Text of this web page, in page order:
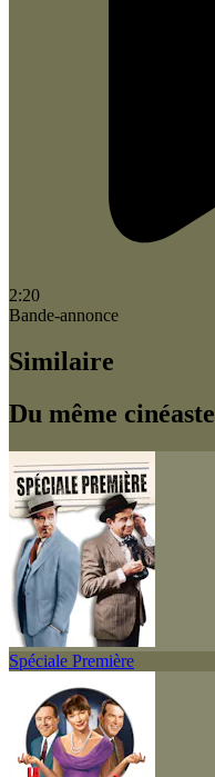
2:20
Bande-annonce
Similaire
Du même cinéaste
Spéciale Première